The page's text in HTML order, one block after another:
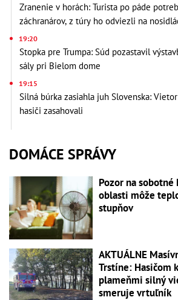
Zranenie v horách: Turista po páde
záchranárov, z túry ho odviezli na
19:20
Stopka pre Trumpa: Súd pozastavil
sály pri Bielom dome
19:15
Silná búrka zasiahla juh Slovenska:
hasiči zasahovali
DOMÁCE SPRÁVY
Pozor na sobotné
oblasti môže
stupňov
AKTUÁLNE
Trstíne: Hasičom
plameňmi silný vietor, na
smeruje vrtuľník